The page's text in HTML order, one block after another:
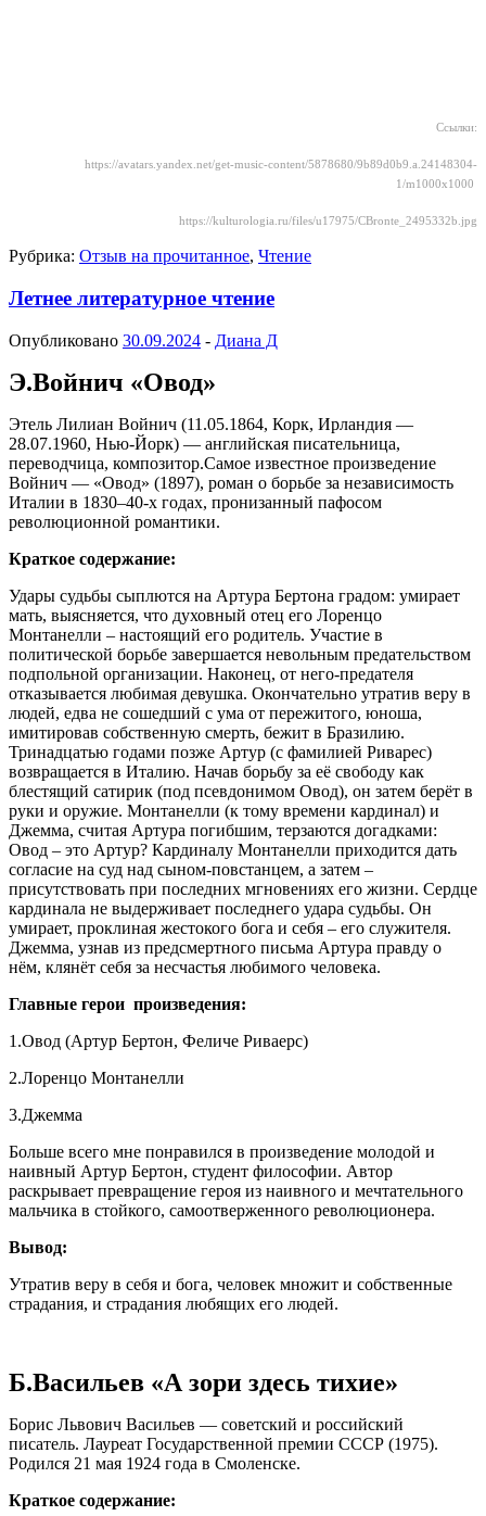
Ссылки:
https://avatars.yandex.net/get-music-content/5878680/9b89d0b9.a.24148304-
1/m1000x1000
https://kulturologia.ru/files/u17975/CBronte_2495332b.jpg
Рубрика: Отзыв на прочитанное, Чтение
Летнее литературное чтение
Опубликовано 30.09.2024 - Диана Д
Э.Войнич «Овод»
Этель Лилиан Войнич (11.05.1864, Корк, Ирландия —
28.07.1960, Нью-Йорк) — английская писательница,
переводчица, композитор.Самое известное произведение
Войнич — «Овод» (1897), роман о борьбе за независимость
Италии в 1830–40-х годах, пронизанный пафосом
революционной романтики.
Краткое содержание:
Удары судьбы сыплются на Артура Бертона градом: умирает
мать, выясняется, что духовный отец его Лоренцо
Монтанелли – настоящий его родитель. Участие в
политической борьбе завершается невольным предательством
подпольной организации. Наконец, от него-предателя
отказывается любимая девушка. Окончательно утратив веру в
людей, едва не сошедший с ума от пережитого, юноша,
имитировав собственную смерть, бежит в Бразилию.
Тринадцатью годами позже Артур (с фамилией Риварес)
возвращается в Италию. Начав борьбу за её свободу как
блестящий сатирик (под псевдонимом Овод), он затем берёт в
руки и оружие. Монтанелли (к тому времени кардинал) и
Джемма, считая Артура погибшим, терзаются догадками:
Овод – это Артур? Кардиналу Монтанелли приходится дать
согласие на суд над сыном-повстанцем, а затем –
присутствовать при последних мгновениях его жизни. Сердце
кардинала не выдерживает последнего удара судьбы. Он
умирает, проклиная жестокого бога и себя – его служителя.
Джемма, узнав из предсмертного письма Артура правду о
нём, клянёт себя за несчастья любимого человека.
Главные герои произведения:
1.Овод (Артур Бертон, Феличе Риваерс)
2.Лоренцо Монтанелли
3.Джемма
Больше всего мне понравился в произведение молодой и
наивный Артур Бертон, студент философии. Автор
раскрывает превращение героя из наивного и мечтательного
мальчика в стойкого, самоотверженного революционера.
Вывод:
Утратив веру в себя и бога, человек множит и собственные
страдания, и страдания любящих его людей.
Б.Васильев «А зори здесь тихие»
Борис Львович Васильев — советский и российский
писатель. Лауреат Государственной премии СССР (1975).
Родился 21 мая 1924 года в Смоленске.
Краткое содержание: